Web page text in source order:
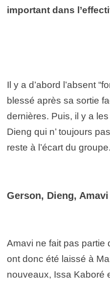
important dans
Il y a d’abord l’absent
blessé après sa sortie
dernières. Puis, il y a
Dieng qui n’ toujours
reste à l’écart du groupe.
Gerson, Dieng,
Amavi ne fait pas partie
ont donc été laissé à
nouveaux, Issa Kaboré